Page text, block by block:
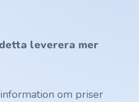
leverera mer
om priser